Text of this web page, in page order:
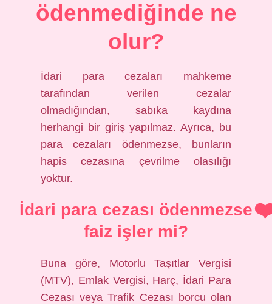
ödenmediğinde ne
olur?
İdari para cezaları mahkeme
tarafından verilen cezalar
olmadığından, sabıka kaydına
herhangi bir giriş yapılmaz. Ayrıca, bu
para cezaları ödenmezse, bunların
hapis cezasına çevrilme olasılığı
yoktur.
İdari para cezası ödenmezse
faiz işler mi?
Buna göre, Motorlu Taşıtlar Vergisi
(MTV), Emlak Vergisi, Harç, İdari Para
Cezası veya Trafik Cezası borcu olan